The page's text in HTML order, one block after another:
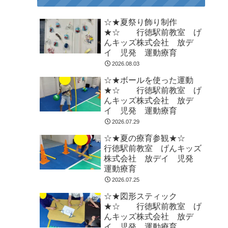
☆★夏祭り飾り制作
★☆ 行徳駅前教室 げ
んキッズ株式会社 放デ
イ 児発 運動療育
2026.08.03
☆★ボールを使った運動
★☆ 行徳駅前教室 げ
んキッズ株式会社 放デ
イ 児発 運動療育
2026.07.29
☆★夏の療育参観★☆
行徳駅前教室 げんキッズ
株式会社 放デイ 児発
運動療育
2026.07.25
☆★図形スティック
★☆ 行徳駅前教室 げ
んキッズ株式会社 放デ